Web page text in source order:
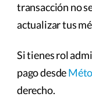
transacción no
actualizar tus
Si tienes rol
pago desde
derecho.